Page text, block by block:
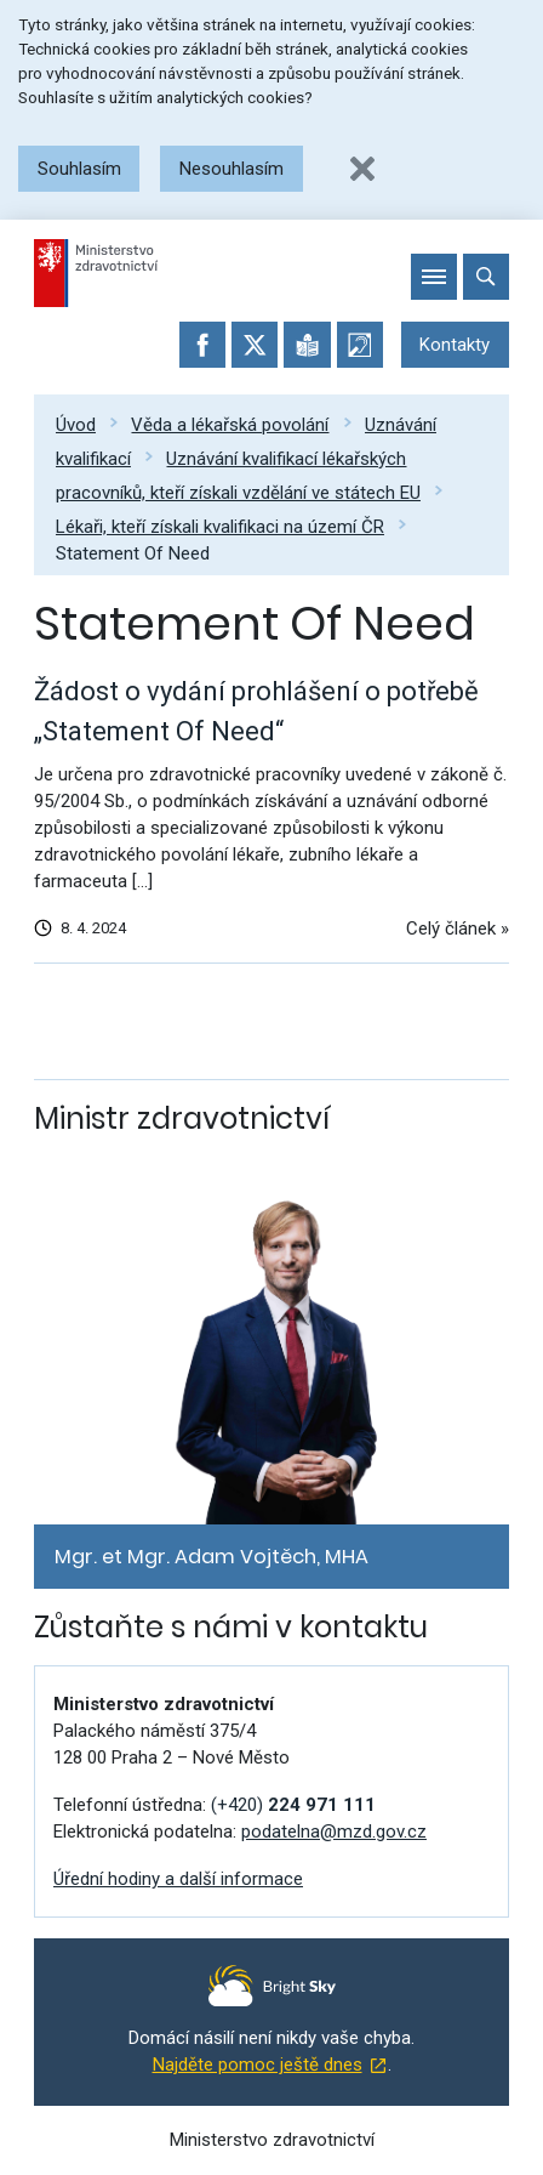
na
menu
na
obsah
na
patičku
stránky
Tyto stránky, jako většina stránek na internetu, využívají cookies:
Technická cookies pro základní běh stránek, analytická cookies
pro vyhodnocování návstěvnosti a způsobu používání stránek.
Souhlasíte s užitím analytických cookies?
Souhlasím Nesouhlasím
Kontakty
Úvod Věda a lékařská povolání
Uznávání
kvalifikací
Uznávání kvalifikací lékařských
pracovníků, kteří získali vzdělání ve státech EU
Lékaři, kteří získali kvalifikaci na území ČR
Statement Of Need
Statement Of Need
Žádost o vydání prohlášení o potřebě
„Statement Of Need“
Je určena pro zdravotnické pracovníky uvedené v zákoně č.
95/2004 Sb., o podmínkách získávání a uznávání odborné
způsobilosti a specializované způsobilosti k výkonu
zdravotnického povolání lékaře, zubního lékaře a
farmaceuta […]
8. 4. 2024 Celý článek »
Ministr zdravotnictví
Mgr. et Mgr. Adam Vojtěch, MHA
Zůstaňte s námi v kontaktu
Ministerstvo zdravotnictví
Palackého náměstí 375/4
128 00 Praha 2 – Nové Město
Telefonní ústředna: (+420) 224 971 111
Elektronická podatelna: podatelna@mzd.gov.cz
Úřední hodiny a další informace
Domácí násilí není nikdy vaše chyba.
Najděte pomoc ještě dnes
.
Ministerstvo zdravotnictví